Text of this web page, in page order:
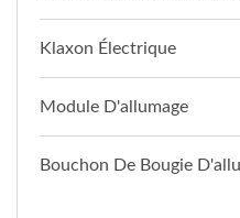
Klaxon Électrique
Module D'allumage
Bouchon De Bougie